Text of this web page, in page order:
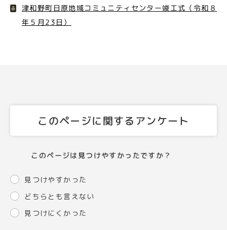
津和野町日原地域コミュニティセンター竣工式（令和８
年５月23日）
このページに関するアンケート
このページは見つけやすかったですか？
見つけやすかった
どちらとも言えない
見つけにくかった